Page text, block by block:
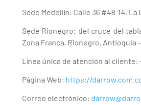
Sede Medellín: Calle 36 #48-14, La
Sede Rionegro: del cruce del
Zona Franca, Rionegro, Antioquia –
Línea única de atención al cliente:
Página Web: https://
Correo electrónico: